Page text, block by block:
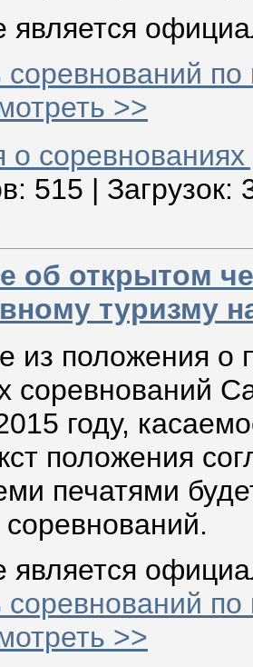
является
>>
515 | Загрузок:
об открытом
туризму
из положения
соревнований
году,
положения
печатями
является
>>